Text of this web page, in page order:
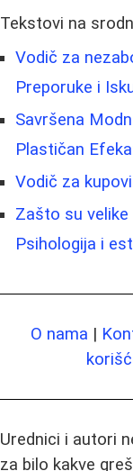
Tekstovi na
Vodič za
Preporuke i
Savršena
Plastičan
Vodič za
Zašto su
Psihologija i
O nama |
Urednici i autori
za bilo kakve